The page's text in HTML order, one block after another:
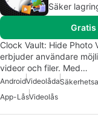
Säker
Clock Vault: Hide Photo
erbjuder användare
videor och filer. Med…
AndroidVideolåda
App-LåsVideolås